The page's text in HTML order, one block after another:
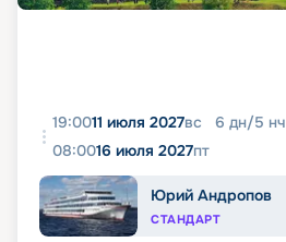
19:0011 июля 2027вс 6 дн/5 нч
08:0016 июля 2027пт
Юрий Андропов
СТАНДАРТ